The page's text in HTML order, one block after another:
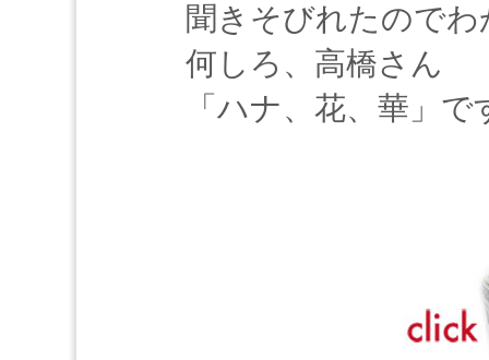
聞きそびれたので
何しろ、高橋さん
「ハナ、花、華」で